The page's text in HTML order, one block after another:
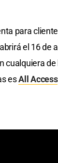
para
el 16 de
cualquiera
esAll Access